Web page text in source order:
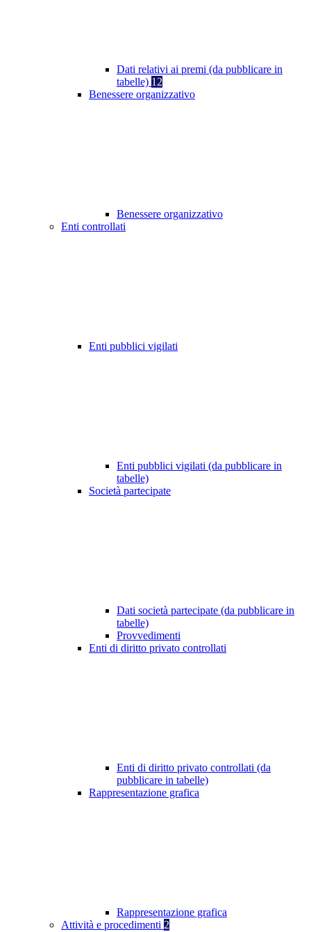
Dati relativi ai premi (da pubblicare in
tabelle) 12
Benessere organizzativo
Benessere organizzativo
Enti controllati
Enti pubblici vigilati
Enti pubblici vigilati (da pubblicare in
tabelle)
Società partecipate
Dati società partecipate (da pubblicare in
tabelle)
Provvedimenti
Enti di diritto privato controllati
Enti di diritto privato controllati (da
pubblicare in tabelle)
Rappresentazione grafica
Rappresentazione grafica
Attività e procedimenti 2